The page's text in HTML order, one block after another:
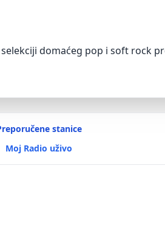
domaćeg pop i soft rock
stanice
Moj Radio uživo